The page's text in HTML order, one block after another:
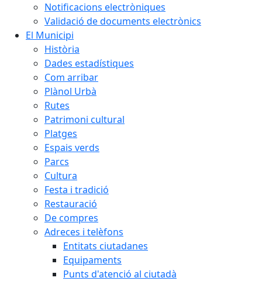
Notificacions electròniques
Validació de documents electrònics
El Municipi
Història
Dades estadístiques
Com arribar
Plànol Urbà
Rutes
Patrimoni cultural
Platges
Espais verds
Parcs
Cultura
Festa i tradició
Restauració
De compres
Adreces i telèfons
Entitats ciutadanes
Equipaments
Punts d'atenció al ciutadà